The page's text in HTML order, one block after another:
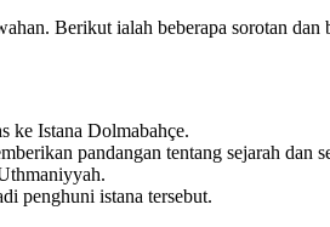
Berikut ialah beberapa sorotan dan
ke Istana Dolmabahçe.
pandangan tentang sejarah dan
penghuni istana tersebut.